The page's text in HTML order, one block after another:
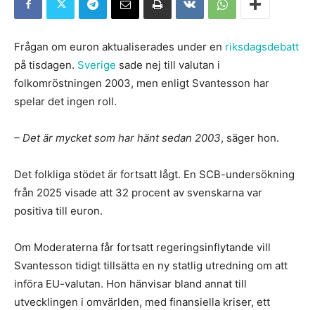
Frågan om euron aktualiserades under en riksdagsdebatt
på tisdagen. Sverige sade nej till valutan i
folkomröstningen 2003, men enligt Svantesson har
spelar det ingen roll.
– Det är mycket som har hänt sedan 2003, säger hon.
Det folkliga stödet är fortsatt lågt. En SCB-undersökning
från 2025 visade att 32 procent av svenskarna var
positiva till euron.
Om Moderaterna får fortsatt regeringsinflytande vill
Svantesson tidigt tillsätta en ny statlig utredning om att
införa EU-valutan. Hon hänvisar bland annat till
utvecklingen i omvärlden, med finansiella kriser, ett